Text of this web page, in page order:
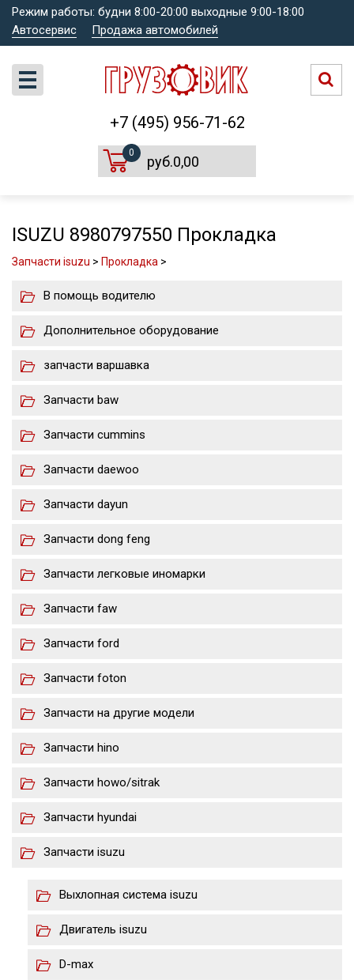
Режим работы: будни 8:00-20:00 выходные 9:00-18:00
Автосервис
Продажа автомобилей
+7 (495) 956-71-62
0
руб.0,00
ISUZU 8980797550 Прокладка
Запчасти isuzu > Прокладка >
В помощь водителю
Дополнительное оборудование
запчасти варшавка
Запчасти baw
Запчасти cummins
Запчасти daewoo
Запчасти dayun
Запчасти dong feng
Запчасти легковые иномарки
Запчасти faw
Запчасти ford
Запчасти foton
Запчасти на другие модели
Запчасти hino
Запчасти howo/sitrak
Запчасти hyundai
Запчасти isuzu
Выхлопная система isuzu
Двигатель isuzu
D-max